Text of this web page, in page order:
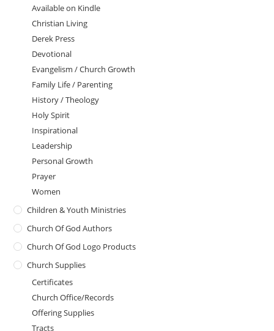
Available on Kindle
Christian Living
Derek Press
Devotional
Evangelism / Church Growth
Family Life / Parenting
History / Theology
Holy Spirit
Inspirational
Leadership
Personal Growth
Prayer
Women
Children & Youth Ministries
Church Of God Authors
Church Of God Logo Products
Church Supplies
Certificates
Church Office/Records
Offering Supplies
Tracts